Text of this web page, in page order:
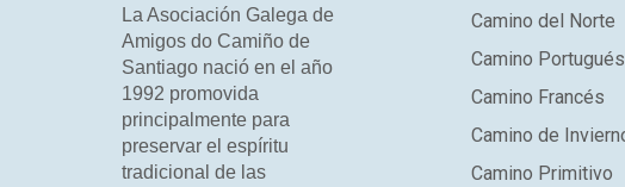
La Asociación Galega de
Amigos do Camiño de
Santiago nació en el año
1992 promovida
principalmente para
preservar el espíritu
tradicional de las
Camino del Norte
Camino Portugués
Camino Francés
Camino de
Camino Primitivo